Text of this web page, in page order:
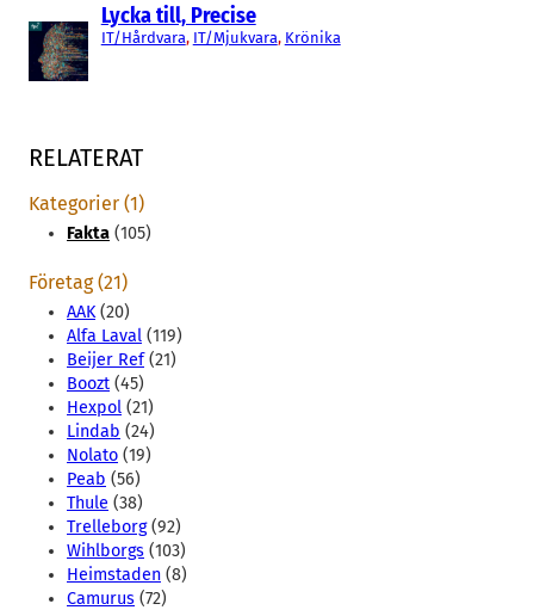
Lycka till, Precise
IT/Hårdvara, IT/Mjukvara, Krönika
RELATERAT
Kategorier (1)
Fakta (105)
Företag (21)
AAK(20)
Alfa Laval (119)
Beijer Ref(21)
Boozt (45)
Hexpol (21)
Lindab (24)
Nolato (19)
Peab (56)
Thule (38)
Trelleborg(92)
Wihlborgs (103)
Heimstaden (8)
Camurus (72)